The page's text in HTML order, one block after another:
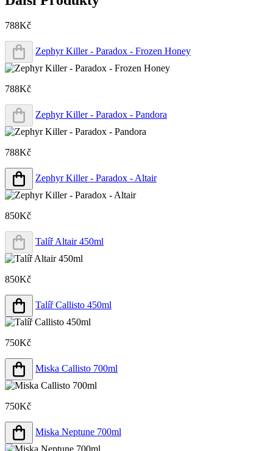
788Kč
Zephyr Killer - Paradox - Frozen Honey
788Kč
Zephyr Killer - Paradox - Pandora
788Kč
Zephyr Killer - Paradox - Altair
850Kč
Talíř Altair 450ml
850Kč
Talíř Callisto 450ml
750Kč
Miska Callisto 700ml
750Kč
Miska Neptune 700ml